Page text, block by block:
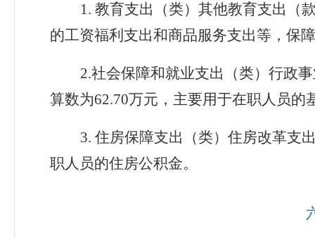
1. 教育支出（类）其他教育支出（
的工资福利支出和商品服务支出等，保
2.社会保障和就业支出（类）行政
算数为62.70万元，主要用于在职人员的
3. 住房保障支出（类）住房改革
职人员的住房公积金。